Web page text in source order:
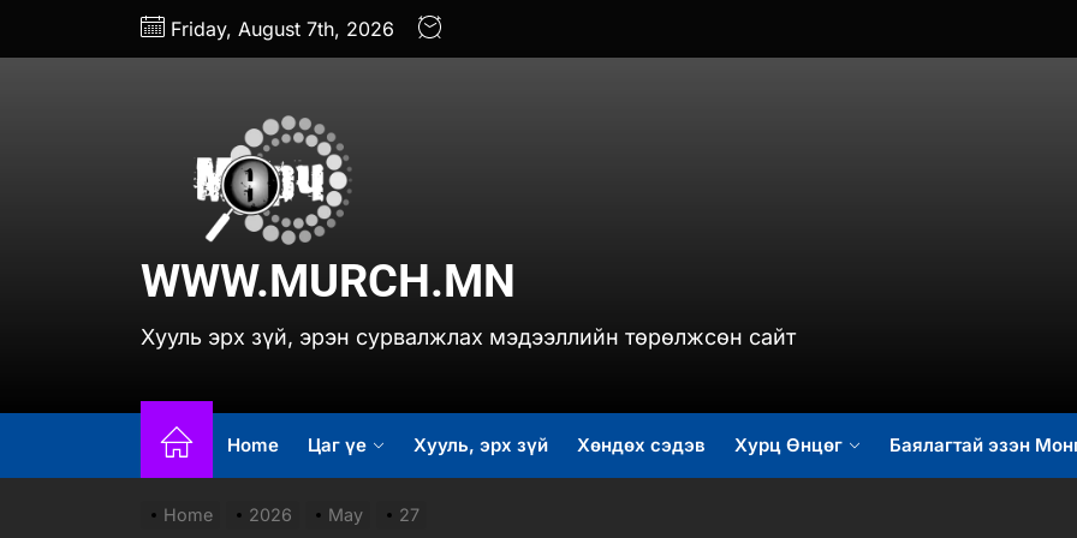
Friday, August 7th, 2026
WWW.MURCH.MN
Хууль эрх зүй, эрэн сурвалжлах мэдээллийн төрөлжсөн сайт
Home Цаг үе Хууль, эрх зүй Хөндөх сэдэв Хурц Өнцөг Баялагтай эзэн
Home 2026 May 27